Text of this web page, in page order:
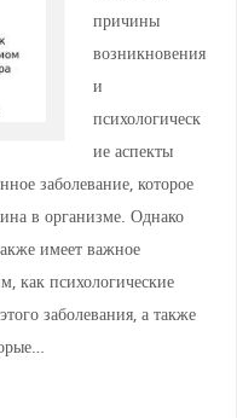
причины
возникновения
и
психологическ
ие аспекты
заболевание, которое
в организме. Однако
имеет важное
как психологические
заболевания, а также